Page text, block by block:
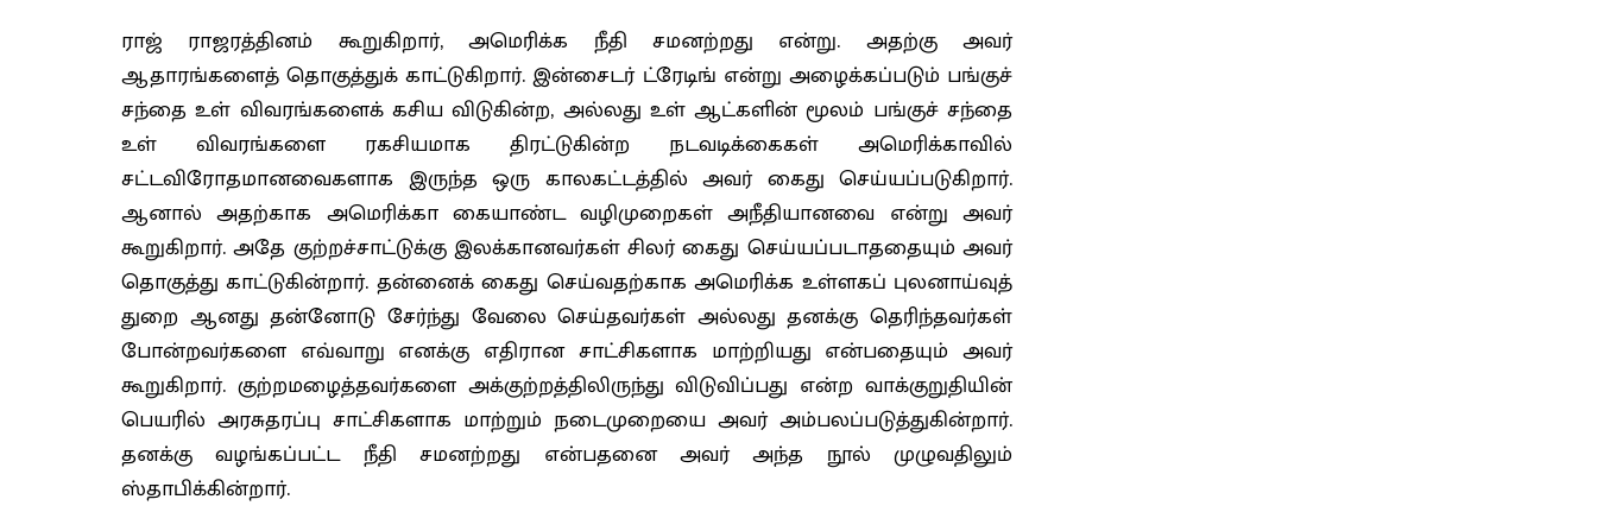
ராஜ் ராஜரத்தினம் கூறுகிறார், அமெரிக்க நீதி சமனற்றது என்று. அதற்கு அவர்
ஆதாரங்களைத் தொகுத்துக் காட்டுகிறார். இன்சைடர் ட்ரேடிங் என்று அழைக்கப்படும் பங்குச்
சந்தை உள் விவரங்களைக் கசிய விடுகின்ற, அல்லது உள் ஆட்களின் மூலம் பங்குச் சந்தை
உள் விவரங்களை ரகசியமாக திரட்டுகின்ற நடவடிக்கைகள் அமெரிக்காவில்
சட்டவிரோதமானவைகளாக இருந்த ஒரு காலகட்டத்தில் அவர் கைது செய்யப்படுகிறார்.
ஆனால் அதற்காக அமெரிக்கா கையாண்ட வழிமுறைகள் அநீதியானவை என்று அவர்
கூறுகிறார். அதே குற்றச்சாட்டுக்கு இலக்கானவர்கள் சிலர் கைது செய்யப்படாததையும் அவர்
தொகுத்து காட்டுகின்றார். தன்னைக் கைது செய்வதற்காக அமெரிக்க உள்ளகப் புலனாய்வுத்
துறை ஆனது தன்னோடு சேர்ந்து வேலை செய்தவர்கள் அல்லது தனக்கு தெரிந்தவர்கள்
போன்றவர்களை எவ்வாறு எனக்கு எதிரான சாட்சிகளாக மாற்றியது என்பதையும் அவர்
கூறுகிறார். குற்றமழைத்தவர்களை அக்குற்றத்திலிருந்து விடுவிப்பது என்ற வாக்குறுதியின்
பெயரில் அரசுதரப்பு சாட்சிகளாக மாற்றும் நடைமுறையை அவர் அம்பலப்படுத்துகின்றார்.
தனக்கு வழங்கப்பட்ட நீதி சமனற்றது என்பதனை அவர் அந்த நூல் முழுவதிலும்
ஸ்தாபிக்கின்றார்.